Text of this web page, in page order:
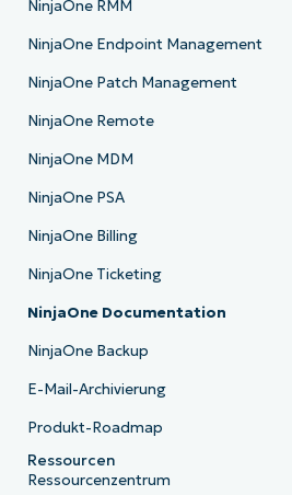
NinjaOne RMM
NinjaOne Endpoint Management
NinjaOne Patch Management
NinjaOne Remote
NinjaOne MDM
NinjaOne PSA
NinjaOne Billing
NinjaOne Ticketing
NinjaOne Documentation
NinjaOne Backup
E-Mail-Archivierung
Produkt-Roadmap
Ressourcen
Ressourcenzentrum